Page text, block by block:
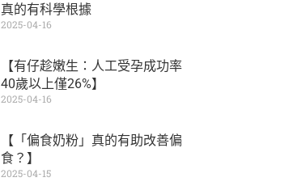
真的有科學根據
2025-04-16
【有仔趁嫩生：人工受孕成功率
40歲以上僅26%】
2025-04-16
【「偏食奶粉」真的有助改善偏
食？】
2025-04-15